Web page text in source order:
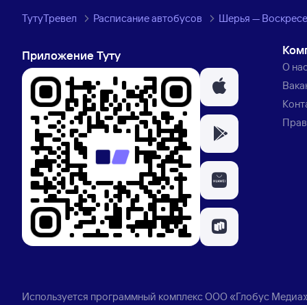
ТутуТревел Расписание автобусов Шерья —
Приложение Туту
О
Используется программный комплексООО «Глобус